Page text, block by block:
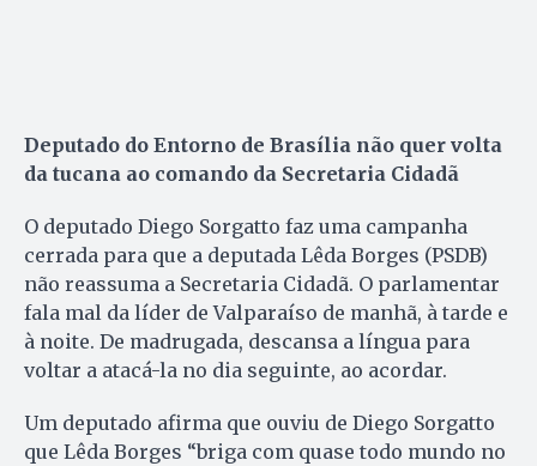
Deputado do Entorno de Brasília não quer volta
da tucana ao comando da Secretaria Cidadã
O deputado Diego Sorgatto faz uma campanha
cerrada para que a deputada Lêda Borges (PSDB)
não reassuma a Secretaria Cidadã. O parlamentar
fala mal da líder de Valparaíso de manhã, à tarde e
à noite. De madrugada, descansa a língua para
voltar a atacá-la no dia seguinte, ao acordar.
Um deputado afirma que ouviu de Diego Sorgatto
que Lêda Borges “briga com quase todo mundo no